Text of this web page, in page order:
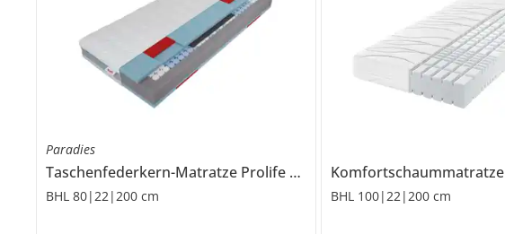
Paradies
Taschenfederkern-Matratze Prolife Supreme Strong
BHL 80|22|200 cm
Komfortschaummatratze
BHL 100|22|200 cm